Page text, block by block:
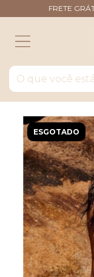
FRETE
ESGOTADO